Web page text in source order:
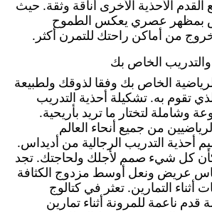
الأحذية الأخرى أناقة وثقة. حيث
بمظهر عصري يعكس الطموح
من أماكن راحتك للتمرن أكثر.
والتدريب الخاص بك
الخاص بك وفقا لذوقك ولطبيعة
تقوم به. تشكيلة أحذية التدريب
وشاملة لتختار ما تريد بأريحية.
من جميع أنحاء العالم
أحذية التدريب الرجالية من أديداس.
كل شيء صمم لأجلك ولحاجتك. تجد
عريض ونعل أوسط مزدوج الكثافة
التمارين. تعثر في كتالوج
ناعمة للمرونة أثناء تمارين